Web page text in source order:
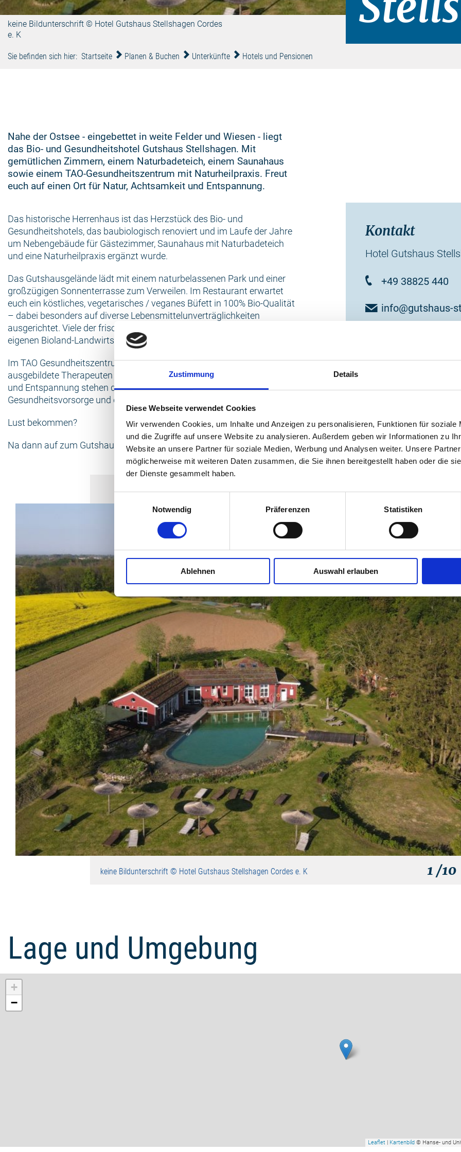
Zustimmung Details
Diese Webseite verwendet Cookies
Wir verwenden Cookies, um Inhalte und Anzeigen zu personalisieren, Funktionen für soziale
und die Zugriffe auf unsere Website zu analysieren. Außerdem geben wir Informationen zu
Website an unsere Partner für soziale Medien, Werbung und Analysen weiter. Unsere
möglicherweise mit weiteren Daten zusammen, die Sie ihnen bereitgestellt haben oder die
der Dienste gesammelt haben.
Notwendig
Präferenzen Statistiken
Ablehnen Auswahl erlauben
keine Bildunterschrift © Hotel Gutshaus Stellshagen Cordes
e. K
Sie befinden sich hier: Startseite Planen & Buchen Unterkünfte Hotels und Pensionen
Nahe der Ostsee - eingebettet in weite Felder und Wiesen - liegt
das Bio- und Gesundheitshotel Gutshaus Stellshagen. Mit
gemütlichen Zimmern, einem Naturbadeteich, einem Saunahaus
sowie einem TAO-Gesundheitszentrum mit Naturheilpraxis. Freut
euch auf einen Ort für Natur, Achtsamkeit und Entspannung.
Das historische Herrenhaus ist das Herzstück des Bio- und
Gesundheitshotels, das baubiologisch renoviert und im Laufe der Jahre
um Nebengebäude für Gästezimmer, Saunahaus mit Naturbadeteich
und eine Naturheilpraxis ergänzt wurde.
Das Gutshausgelände lädt mit einem naturbelassenen Park und einer
großzügigen Sonnenterrasse zum Verweilen. Im Restaurant erwartet
euch ein köstliches, vegetarisches / veganes Büfett in 100% Bio-Qualität
– dabei besonders auf diverse Lebensmittelunverträglichkeiten
ausgerichtet. Viele der frischen, saisonalen Zutaten stammen aus der
eigenen Bioland-Landwirtschaft.
Im TAO Gesundheitszentrum widmen sich Heilpraktiker und
ausgebildete Therapeuten Eurer Gesundheit. Körperliches Wohlbefinden
und Entspannung stehen dabei genauso im Mittelpunkt wie
Gesundheitsvorsorge und die Linderung von Beschwerden.
Lust bekommen?
Na dann auf zum Gutshaus Stellshagen. Wir freuen uns auf Euch!
Kontakt
Hotel Gutshaus
+49 38825 440
info@gutshaus-
keine Bildunterschrift © Hotel Gutshaus Stellshagen Cordes e. K 1 /10
Lage und Umgebung
+
−
Leaflet | Kartenbild © Hanse- und